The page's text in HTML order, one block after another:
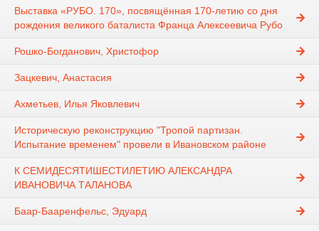
Выставка «РУБО. 170», посвящённая 170-летию со дня
рождения великого баталиста Франца Алексеевича Рубо
Рошко-Богданович, Христофор
Зацкевич, Анастасия
Ахметьев, Илья Яковлевич
Историческую реконструкцию "Тропой партизан.
Испытание временем" провели в Ивановском районе
К СЕМИДЕСЯТИШЕСТИЛЕТИЮ АЛЕКСАНДРА
ИВАНОВИЧА ТАЛАНОВА
Баар-Бааренфельс, Эдуард